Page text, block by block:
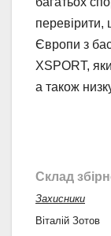
перевірити,
Європи з
XSPORT,
а також
Склад
Захисники
Віталій Зотов